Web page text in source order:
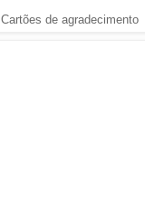
Cartões de agradecimento